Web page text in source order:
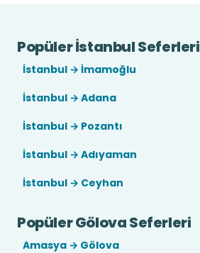
Popüler İstanbul Seferleri
İstanbul → İmamoğlu
İstanbul → Adana
İstanbul → Pozantı
İstanbul → Adıyaman
İstanbul → Ceyhan
Popüler Gölova Seferleri
Amasya → Gölova